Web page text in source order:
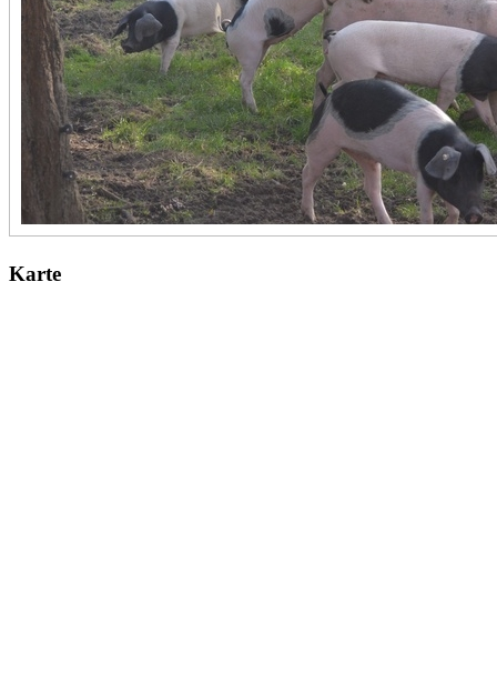
Karte